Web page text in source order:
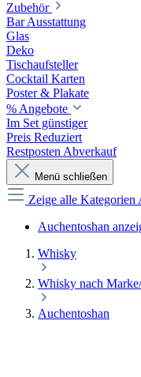
Zubehör
Bar Ausstattung
Glas
Deko
Tischaufsteller
Cocktail Karten
Poster & Plakate
% Angebote
Im Set günstiger
Preis Reduziert
Restposten Abverkauf
Menü schließen
Zeige alle Kategorien
Auchentoshan
Whisky
Whisky nach
Auchentoshan